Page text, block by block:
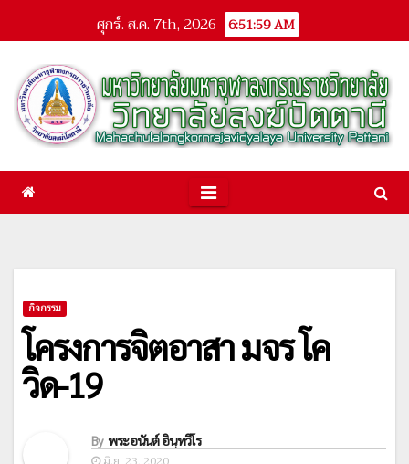
ศุกร์. ส.ค. 7th, 2026 6:52:00 AM
กิจกรรม
โครงการจิตอาสา มจร โค
วิด-19
By พระอนันต์ อินฺทวีโร